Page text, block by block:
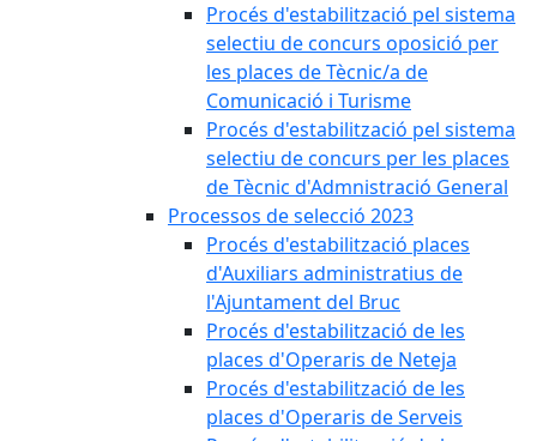
Procés d'estabilització pel sistema
selectiu de concurs oposició per
les places de Tècnic/a de
Comunicació i Turisme
Procés d'estabilització pel sistema
selectiu de concurs per les places
de Tècnic d'Admnistració General
Processos de selecció 2023
Procés d'estabilització places
d'Auxiliars administratius de
l'Ajuntament del Bruc
Procés d'estabilització de les
places d'Operaris de Neteja
Procés d'estabilització de les
places d'Operaris de Serveis